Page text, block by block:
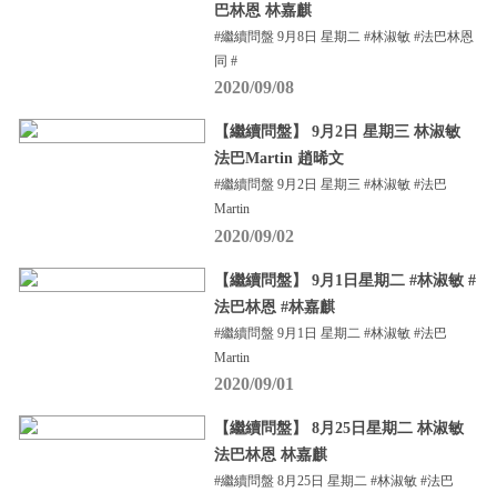
巴林恩 林嘉麒
#繼續問盤 9月8日 星期二 #林淑敏 #法巴林恩
同 #
2020/09/08
【繼續問盤】 9月2日 星期三 林淑敏
法巴Martin 趙晞文
#繼續問盤 9月2日 星期三 #林淑敏 #法巴
Martin
2020/09/02
【繼續問盤】 9月1日星期二 #林淑敏 #
法巴林恩 #林嘉麒
#繼續問盤 9月1日 星期二 #林淑敏 #法巴
Martin
2020/09/01
【繼續問盤】 8月25日星期二 林淑敏
法巴林恩 林嘉麒
#繼續問盤 8月25日 星期二 #林淑敏 #法巴